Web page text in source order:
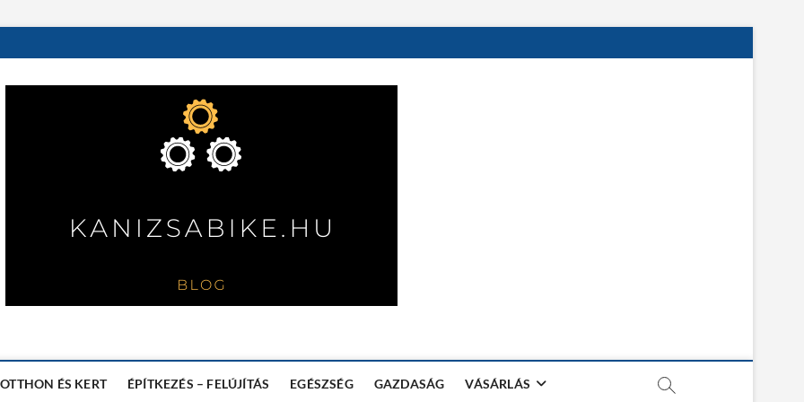
OTTHON ÉS KERT ÉPÍTKEZÉS – FELÚJÍTÁS EGÉSZSÉG GAZDASÁG VÁSÁRLÁS